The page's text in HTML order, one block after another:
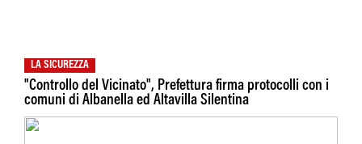
LA SICUREZZA
"Controllo del Vicinato", Prefettura firma protocolli con i
comuni di Albanella ed Altavilla Silentina